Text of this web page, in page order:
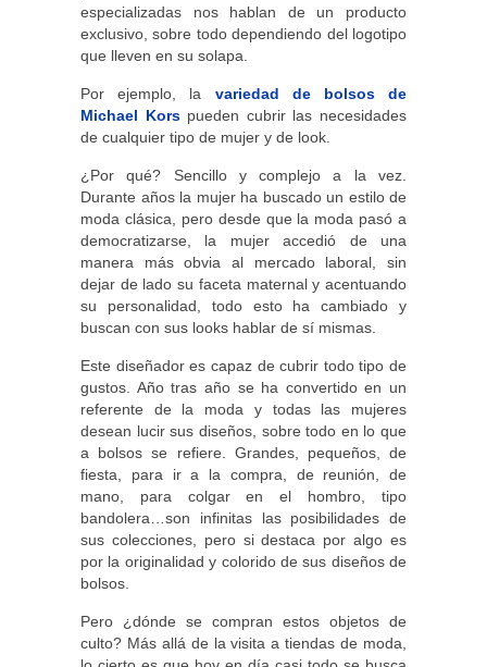
especializadas nos hablan de un producto
exclusivo, sobre todo dependiendo del logotipo
que lleven en su solapa.
Por ejemplo, la variedad de bolsos de
Michael Korspueden cubrir las necesidades
de cualquier tipo de mujer y de look.
¿Por qué? Sencillo y complejo a la vez.
Durante años la mujer ha buscado un estilo de
moda clásica, pero desde que la moda pasó a
democratizarse, la mujer accedió de una
manera más obvia al mercado laboral, sin
dejar de lado su faceta maternal y acentuando
su personalidad, todo esto ha cambiado y
buscan con sus looks hablar de sí mismas.
Este diseñador es capaz de cubrir todo tipo de
gustos. Año tras año se ha convertido en un
referente de la moda y todas las mujeres
desean lucir sus diseños, sobre todo en lo que
a bolsos se refiere. Grandes, pequeños, de
fiesta, para ir a la compra, de reunión, de
mano, para colgar en el hombro, tipo
bandolera…son infinitas las posibilidades de
sus colecciones, pero si destaca por algo es
por la originalidad y colorido de sus diseños de
bolsos.
Pero ¿dónde se compran estos objetos de
culto? Más allá de la visita a tiendas de moda,